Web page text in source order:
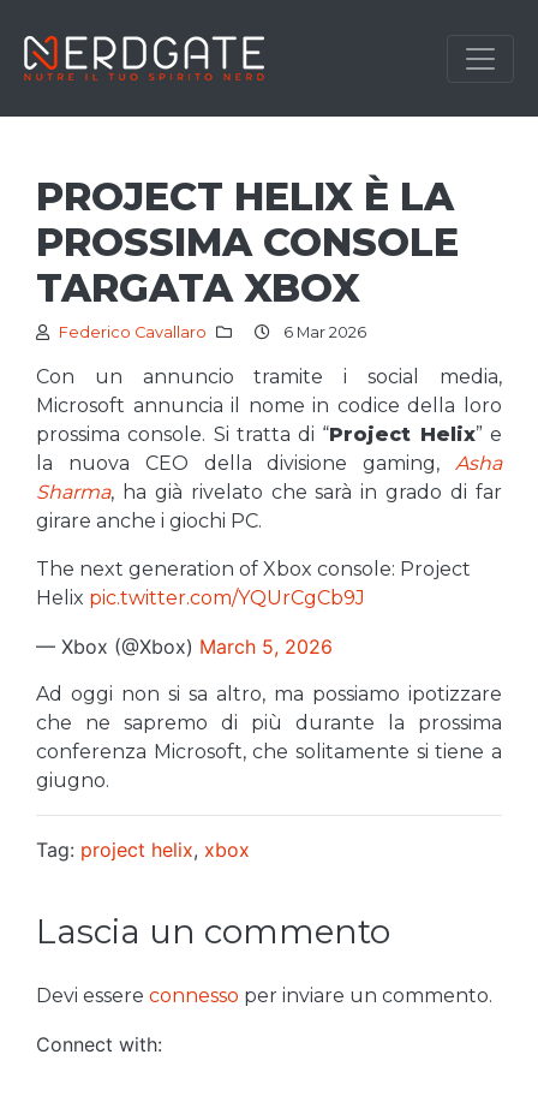
PROJECT HELIX È LA
PROSSIMA CONSOLE
TARGATA XBOX
Federico Cavallaro 6 Mar 2026
Con un annuncio tramite i social media,
Microsoft annuncia il nome in codice della loro
prossima console. Si tratta di “Project Helix” e
la nuova CEO della divisione gaming, Asha
Sharma, ha già rivelato che sarà in grado di far
girare anche i giochi PC.
The next generation of Xbox console: Project
Helix pic.twitter.com/YQUrCgCb9J
— Xbox (@Xbox) March 5, 2026
Ad oggi non si sa altro, ma possiamo ipotizzare
che ne sapremo di più durante la prossima
conferenza Microsoft, che solitamente si tiene a
giugno.
Tag: project helix, xbox
Lascia un commento
Devi essere connesso per inviare un commento.
Connect with: